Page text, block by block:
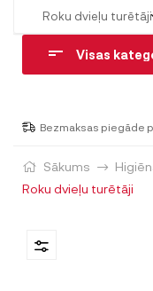
Visas
Bezmaksas piegāde
Sākums
Roku dvieļu turētāji